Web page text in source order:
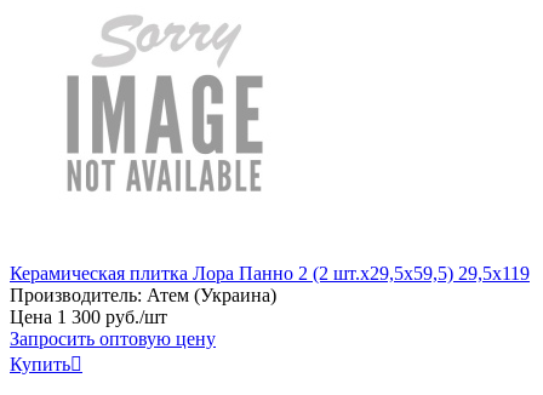
Керамическая плитка Лора Панно 2 (2 шт.х29,5х59,5) 29,5x119
Производитель: Атем (Украина)
Цена 1 300 руб./шт
Запросить оптовую цену
Купить